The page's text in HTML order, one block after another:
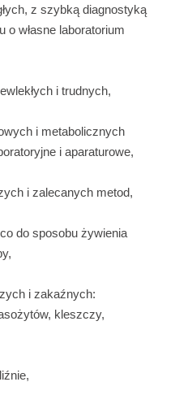
z szybką diagnostyką
o własne laboratorium
i trudnych,
i metabolicznych
i aparaturowe,
i zalecanych metod,
do sposobu żywienia
i zakaźnych:
kleszczy,